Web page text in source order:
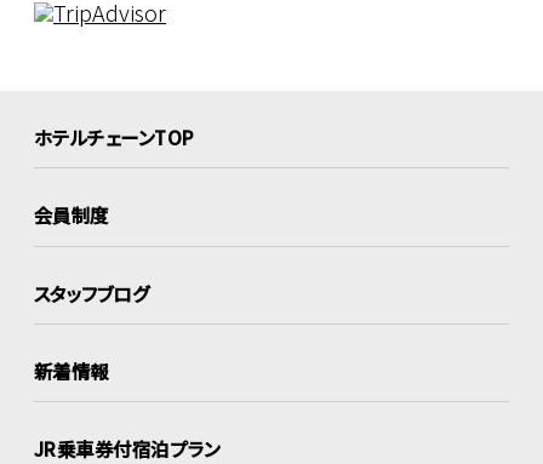
ホテルチェーンTOP
会員制度
スタッフブログ
新着情報
JR乗車券付宿泊プラン